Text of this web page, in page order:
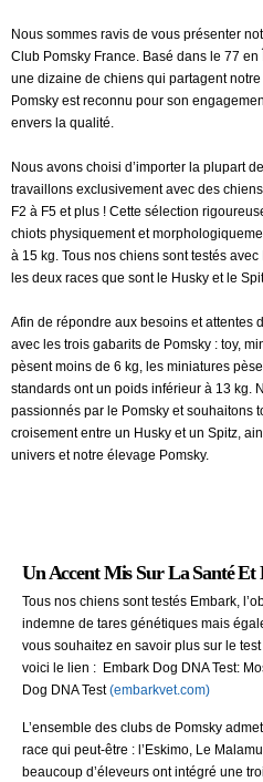
Nous sommes ravis de vous présenter
Club Pomsky France. Basé dans le 77
une dizaine de chiens qui partagent
Pomsky est reconnu pour son
envers la qualité.
Nous avons choisi d’importer la plupart
travaillons exclusivement avec des
F2 à F5 et plus ! Cette sélection
chiots physiquement et
à 15 kg. Tous nos chiens sont testés
les deux races que sont le Husky et le
Afin de répondre aux besoins et attentes
avec les trois gabarits de Pomsky : toy,
pèsent moins de 6 kg, les miniatures
standards ont un poids inférieur à 13 kg.
passionnés par le Pomsky et souhaitons
croisement entre un Husky et un Spitz,
univers et notre élevage Pomsky.
Un Accent Mis Sur La Santé Et
Tous nos chiens sont testés Embark,
indemne de tares génétiques mais
vous souhaitez en savoir plus sur le
voici le lien : Embark Dog DNA Test:
Dog DNA Test(embarkvet.com)
L’ensemble des clubs de Pomsky
race qui peut-être : l’Eskimo, Le
beaucoup d’éleveurs ont intégré une